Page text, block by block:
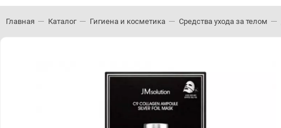
Главная Каталог Гигиена и косметика Средства ухода за телом